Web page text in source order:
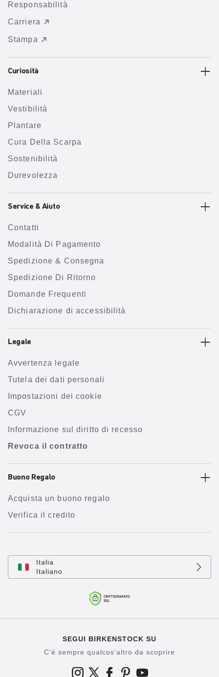
Responsabilità
Carriera
Stampa
Curiosità
Materiali
Vestibilità
Plantare
Cura Della Scarpa
Sostenibilità
Durevolezza
Service & Aiuto
Contatti
Modalità Di Pagamento
Spedizione & Consegna
Spedizione Di Ritorno
Domande Frequenti
Dichiarazione di accessibilità
Legale
Avvertenza legale
Tutela dei dati personali
Impostazioni dei cookie
CGV
Informazione sul diritto di recesso
Revoca il contratto
Buono Regalo
Acquista un buono regalo
Verifica il credito
Italia
Italiano
SEGUI BIRKENSTOCK SU
C’è sempre qualcos’altro da scoprire